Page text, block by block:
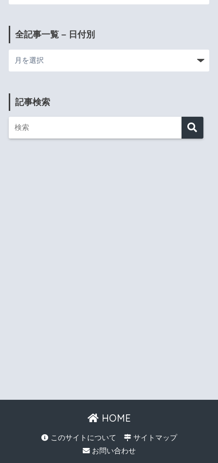
全記事一覧 – 日付別
記事検索
HOME
このサイトについて
サイトマップ
お問い合わせ